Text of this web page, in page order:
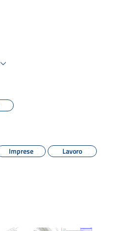
Imprese
Lavoro